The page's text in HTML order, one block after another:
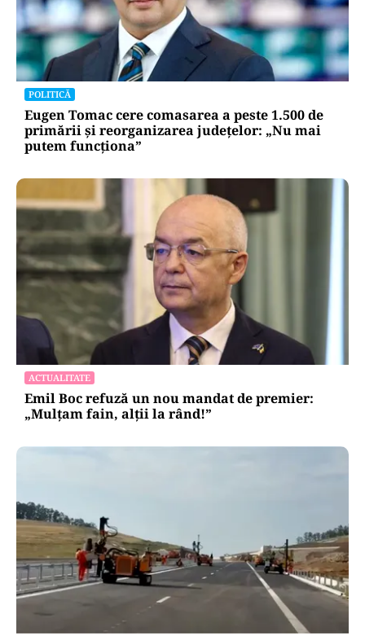
POLITICĂ
Eugen Tomac cere comasarea a peste 1.500 de
primării și reorganizarea județelor: „Nu mai
putem funcționa”
ACTUALITATE
Emil Boc refuză un nou mandat de premier:
„Mulțam fain, alții la rând!”